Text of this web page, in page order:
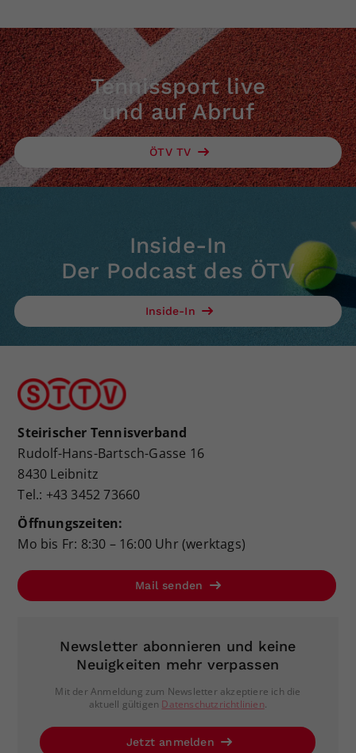
Tennissport live
und auf Abruf
ÖTV TV
Inside-In
Der Podcast des ÖTV
Inside-In
Steirischer Tennisverband
Rudolf-Hans-Bartsch-Gasse 16
8430 Leibnitz
Tel.: +43 3452 73660
Öffnungszeiten:
Mo bis Fr: 8:30 – 16:00 Uhr (werktags)
Mail senden
Newsletter abonnieren und keine
Neuigkeiten mehr verpassen
Mit der Anmeldung zum Newsletter akzeptiere ich die
aktuell gültigen Datenschutzrichtlinien.
Jetzt anmelden